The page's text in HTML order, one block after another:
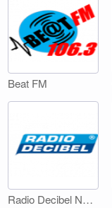
Beat FM
Radio Decibel Noord-Holland